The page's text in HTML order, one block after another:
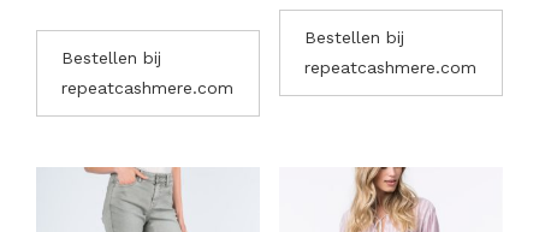
Bestellen bij
repeatcashmere.com
Bestellen bij
repeatcashmere.com